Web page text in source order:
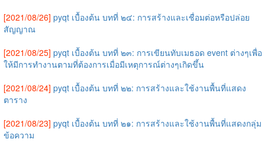
[2021/08/26] pyqt เบื้องต้น บทที่ ๒๔: การสร้างและเชื่อมต่อหรือปล่อย
สัญญาณ
[2021/08/25] pyqt เบื้องต้น บทที่ ๒๓: การเขียนทับเมธอด event ต่างๆเพื่อ
ให้มีการทำงานตามที่ต้องการเมื่อมีเหตุการณ์ต่างๆเกิดขึ้น
[2021/08/24] pyqt เบื้องต้น บทที่ ๒๒: การสร้างและใช้งานพื้นที่แสดง
ตาราง
[2021/08/23] pyqt เบื้องต้น บทที่ ๒๑: การสร้างและใช้งานพื้นที่แสดงกลุ่ม
ข้อความ